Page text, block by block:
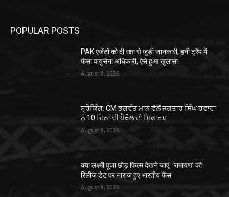
POPULAR POSTS
PAK एजेंटों को दी रक्षा से जुड़ी जानकारी, हनी ट्रैप में
फंसा वायुसेना अधिकारी, ऐसे हुआ खुलासा
August 8, 2026
ਬ੍ਰੇਕਿੰਗ: CM ਭਗਵੰਤ ਮਾਨ ਵੱਲੋਂ ਜਗਤਾਰ ਸਿੰਘ ਹਵਾਰਾ
ਨੂੰ 10 ਦਿਨਾਂ ਦੀ ਪੈਰੋਲ ਦੀ ਸਿਫ਼ਾਰਸ਼
August 8, 2026
क्या लक्ष्मी पूजा छोड़ फिल्म देखने जाएं, ‘रामायण’ की
रिलीज डेट पर नाराज हुए भारतीय फैंस
August 8, 2026